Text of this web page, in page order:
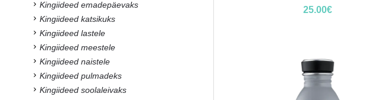
25.00€
Kingiideed emadepäevaks
Kingiideed katsikuks
Kingiideed lastele
Kingiideed meestele
Kingiideed naistele
Kingiideed pulmadeks
Kingiideed soolaleivaks